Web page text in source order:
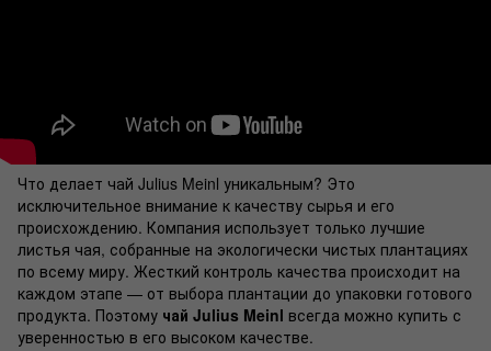
Что делает чай Julius Meinl уникальным? Это
исключительное внимание к качеству сырья и его
происхождению. Компания использует только лучшие
листья чая, собранные на экологически чистых плантациях
по всему миру. Жесткий контроль качества происходит на
каждом этапе — от выбора плантации до упаковки готового
продукта. Поэтому чай Julius Meinl всегда можно купить с
уверенностью в его высоком качестве.